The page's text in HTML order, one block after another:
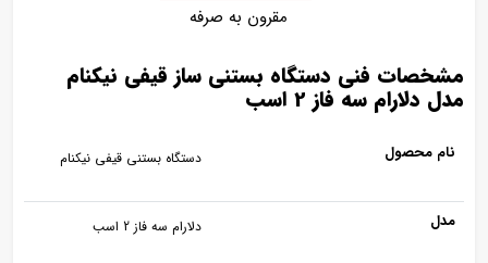
مقرون به صرفه
مشخصات فنی دستگاه بستنی ساز قیفی نیکنام
مدل دلارام سه فاز 2 اسب
نام محصول دستگاه بستنی قیفی نیکنام
مدل دلارام سه فاز 2 اسب